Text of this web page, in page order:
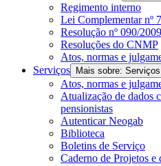
Regimento interno
Lei Complementar nº
Resolução nº 090/2009
Resoluções do CNMP
Atos, normas e
Serviços
Mais sobre: Serviços
Atos, normas e
Atualização de dados
pensionistas
Autenticar Neogab
Biblioteca
Boletins de Serviço
Caderno de Projetos e